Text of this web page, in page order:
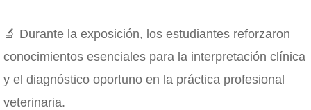
🔬 Durante la exposición, los estudiantes reforzaron
conocimientos esenciales para la interpretación clínica
y el diagnóstico oportuno en la práctica profesional
veterinaria.